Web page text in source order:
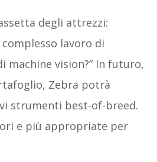
degli attrezzi:
lavoro di
vision?” In futuro,
Zebra potrà
strumenti best-of-breed.
e più appropriate per